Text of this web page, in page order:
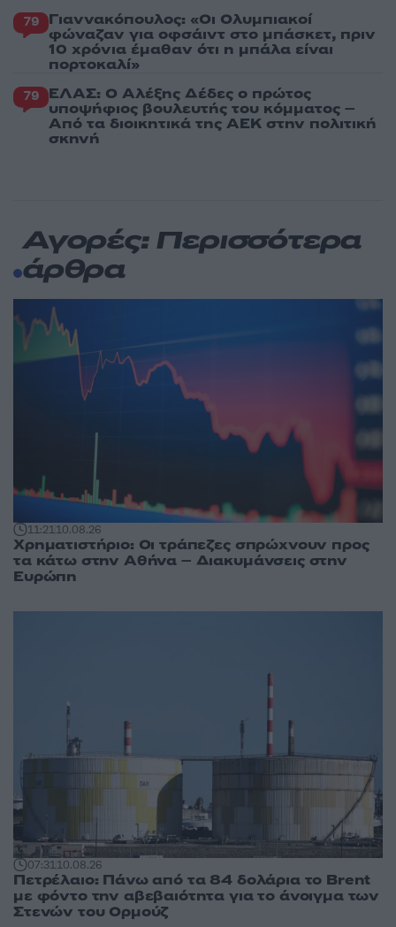
79 Γιαννακόπουλος: «Οι Ολυμπιακοί
φώναζαν για οφσάιντ στο μπάσκετ, πριν
10 χρόνια έμαθαν ότι η μπάλα είναι
πορτοκαλί»
79 ΕΛΑΣ: Ο Αλέξης Δέδες ο πρώτος
υποψήφιος βουλευτής του κόμματος –
Από τα διοικητικά της ΑΕΚ στην πολιτική
σκηνή
Αγορές: Περισσότερα
άρθρα
11:2110.08.26
Χρηματιστήριο: Οι τράπεζες σπρώχνουν προς
τα κάτω στην Αθήνα – Διακυμάνσεις στην
Ευρώπη
07:3110.08.26
Πετρέλαιο: Πάνω από τα 84 δολάρια το Brent
με φόντο την αβεβαιότητα για το άνοιγμα των
Στενών του Ορμούζ